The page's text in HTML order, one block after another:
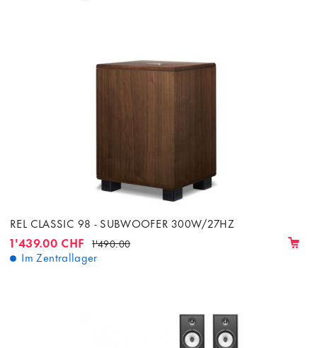
REL CLASSIC 98 - SUBWOOFER 300W/27HZ
1'439.00 CHF 1'490.00
Im Zentrallager